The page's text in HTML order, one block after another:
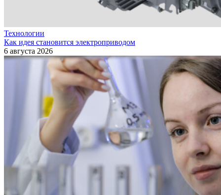
Технологии
Как идея становится электроприводом
6 августа 2026